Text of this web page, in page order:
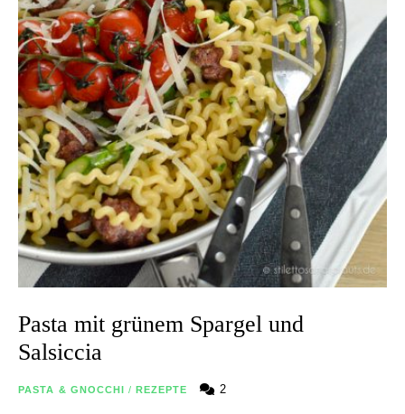
Pasta mit grünem Spargel und
Salsiccia
PASTA & GNOCCHI / REZEPTE 2